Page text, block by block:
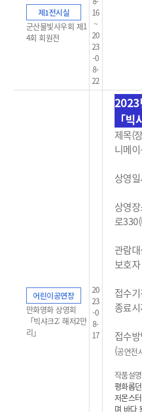
제1전시실
군산물빛사우회 제1
4회 회원전
16
~
20
23
-0
8-
22
어린이공연장
만화영화 상영회
「빅샤크2: 해저2만
리」
20
23
-0
8-
17
2023
「
제목(
니메
상영
상영
로
관람
보호
접수
종료
접수
(공연전
작품설
평화롭
저몬스
며 바다